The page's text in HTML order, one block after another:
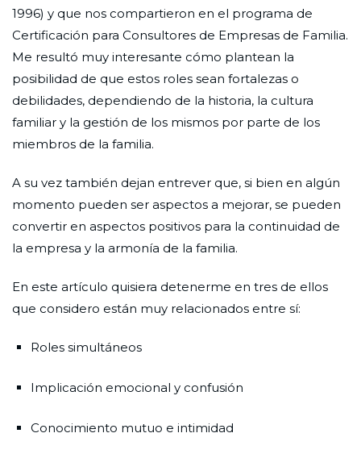
1996) y que nos compartieron en el programa de
Certificación para Consultores de Empresas de Familia.
Me resultó muy interesante cómo plantean la
posibilidad de que estos roles sean fortalezas o
debilidades, dependiendo de la historia, la cultura
familiar y la gestión de los mismos por parte de los
miembros de la familia.
A su vez también dejan entrever que, si bien en algún
momento pueden ser aspectos a mejorar, se pueden
convertir en aspectos positivos para la continuidad de
la empresa y la armonía de la familia.
En este artículo quisiera detenerme en tres de ellos
que considero están muy relacionados entre sí:
Roles simultáneos
Implicación emocional y confusión
Conocimiento mutuo e intimidad